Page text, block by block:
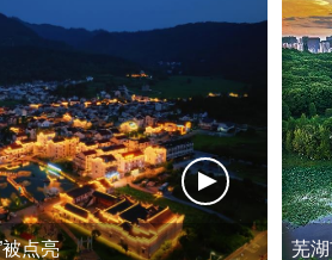
被点亮 芜